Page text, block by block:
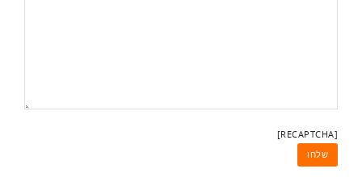
[RECAPTCHA]